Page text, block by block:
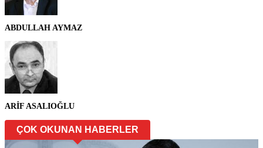
ABDULLAH AYMAZ
ARİF ASALIOĞLU
ÇOK OKUNAN HABERLER